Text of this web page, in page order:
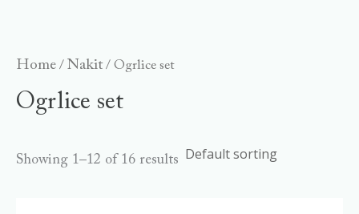
Home / Nakit/ Ogrlice set
Ogrlice set
Showing 1–12 of 16 results